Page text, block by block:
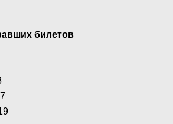
билетов